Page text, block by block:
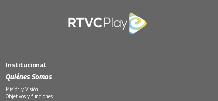
Institucional
Quiénes Somos
Misión y Visión
Objetivos y funciones